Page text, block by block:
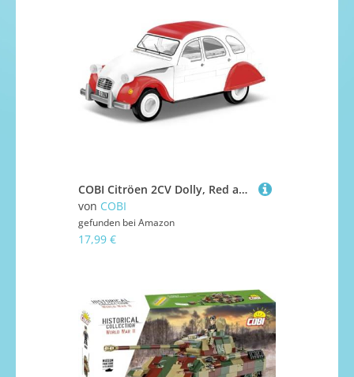
COBI Citröen 2CV Dolly, Red and White, Einheitsgröße
von COBI
gefunden bei Amazon
17,99 €